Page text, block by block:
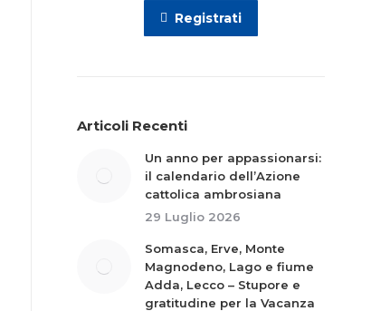
Registrati
Articoli Recenti
Un anno per appassionarsi:
il calendario dell’Azione
cattolica ambrosiana
29 Luglio 2026
Somasca, Erve, Monte
Magnodeno, Lago e fiume
Adda, Lecco – Stupore e
gratitudine per la Vacanza